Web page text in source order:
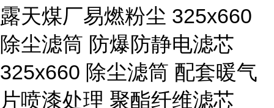
露天煤厂易燃粉尘 325x660
除尘滤筒 防爆防静电滤芯
325x660 除尘滤筒 配套暖气
片喷漆处理 聚酯纤维滤芯